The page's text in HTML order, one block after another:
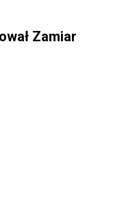
Zamiar